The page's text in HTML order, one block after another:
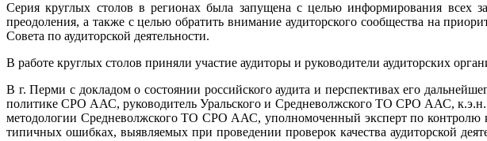
Серия круглых столов в регионах была запущена с целью информирования всех
преодоления, а также с целью обратить внимание аудиторского сообщества на
Совета по аудиторской деятельности.
В работе круглых столов приняли участие аудиторы и руководители аудиторских
В г. Перми с докладом о состоянии российского аудита и перспективах его
политике СРО ААС, руководитель Уральского и Средневолжского ТО СРО ААС,
методологии Средневолжского ТО СРО ААС, уполномоченный эксперт по
типичных ошибках, выявляемых при проведении проверок качества аудиторской